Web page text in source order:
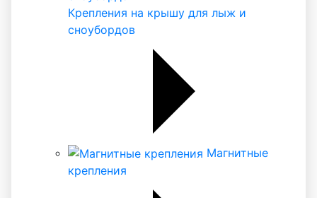
Крепления на крышу для лыж и
сноубордов
Магнитные
крепления